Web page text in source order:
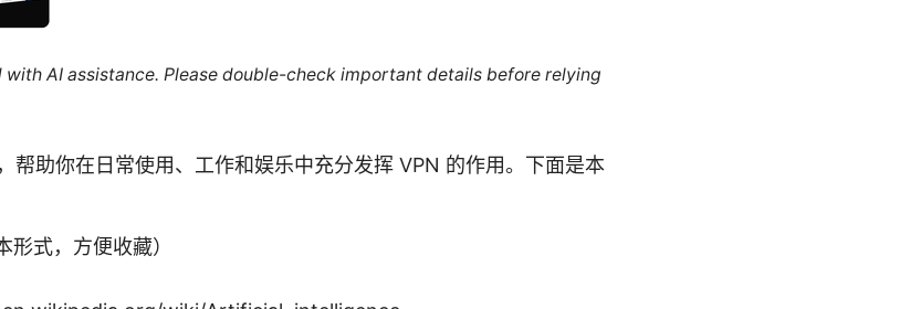
AI assistance. Please double-check important details before relying
帮助你在日常使用、工作和娱乐中充分发挥 VPN 的作用。下面是本
式，方便收藏）